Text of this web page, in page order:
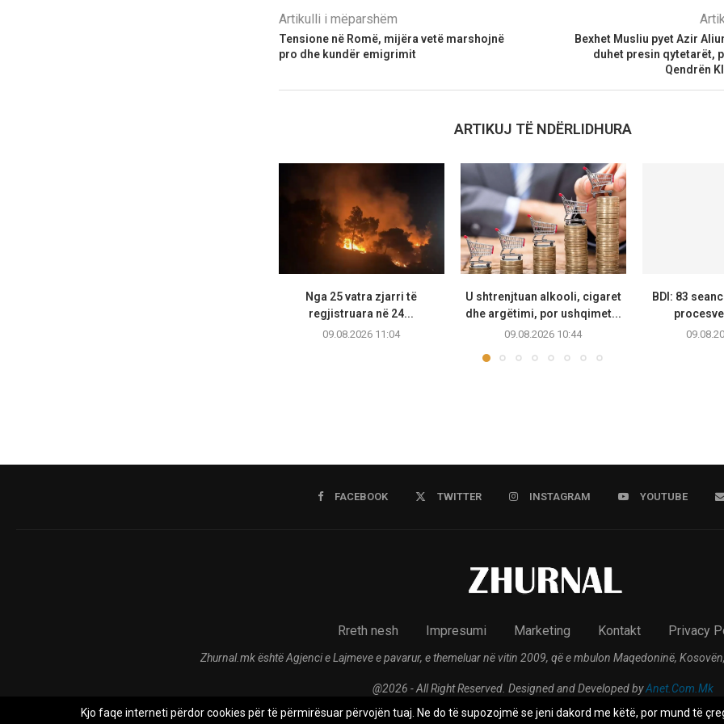
Artikulli i mëparshëm
Tensione në Romë, mijëra vetë marshojnë
pro dhe kundër emigrimit
Bexhet Musliu pyet Azir
duhet presin qytetarët,
Qendrën
ARTIKUJ TË NDËRLIDHURA
Nga 25 vatra zjarri të
regjistruara në 24...
09.08.2026 11:04
U shtrenjtuan alkooli, cigaret
dhe argëtimi, por ushqimet...
09.08.2026 10:44
BDI: 83
FACEBOOK TWITTER INSTAGRAM YOUTUBE
Rreth nesh Impresumi Marketing Kontakt Privacy
Zhurnal.mk është Agjenci e Lajmeve e pavarur, e themeluar në vitin 2009, që e mbulon Maqedoninë,
@2026 - All Right Reserved. Designed and Developed byAnet.Com.Mk
Kjo faqe interneti përdor cookies për të përmirësuar përvojën tuaj. Ne do të supozojmë se jeni dakord me këtë, por mund të